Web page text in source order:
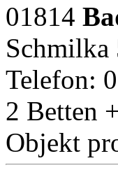
01814
Schmilka
Telefon:
2 Betten
Objekt